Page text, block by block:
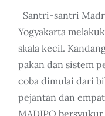
Santri-santri
Yogyakarta
skala kecil.
pakan dan sistem
coba dimulai dari
pejantan dan
MADIPO